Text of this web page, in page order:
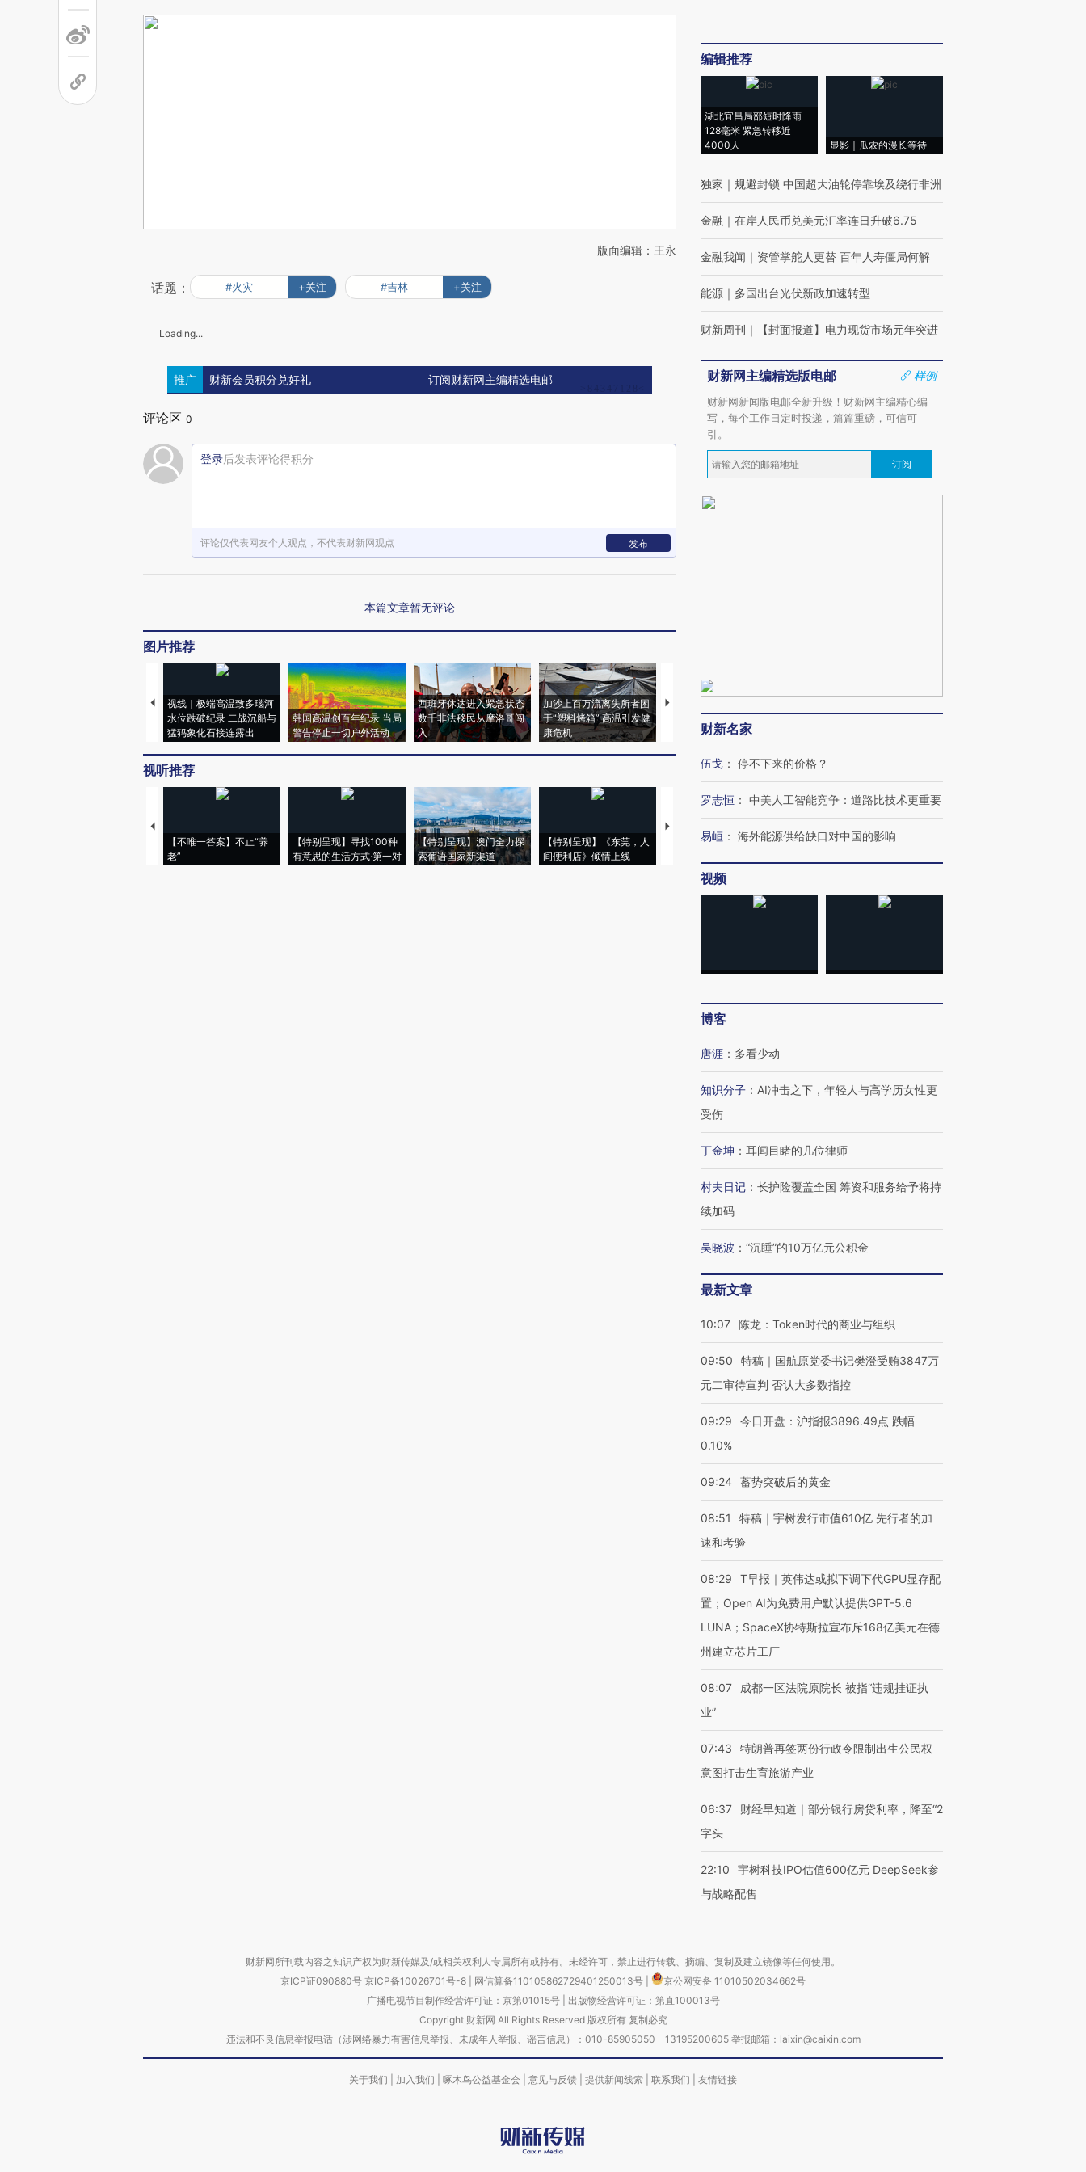
版面编辑：王永
话题： #火灾 +关注 #吉林 +关注
Loading...
推广 财新会员积分兑好礼 订阅财新网主编精选电邮
评论区 0
登录后发表评论得积分
评论仅代表网友个人观点，不代表财新网观点 发布
本篇文章暂无评论
图片推荐
视线｜极端高温致多瑙河
水位跌破纪录 二战沉船与
猛犸象化石接连露出
韩国高温创百年纪录 当局
警告停止一切户外活动
西班牙休达进入紧急状态
数千非法移民从摩洛哥闯
入
加沙上百万流离失所者困
于“塑料烤箱” 高温引发健
康危机
视线｜HYROX的吸金
术：是什么让中产们甘
心“花钱找虐”？
粒摇头丸 尿检体内含3种
度Z世代 用街头抗争将教
视听推荐
【不唯一答案】不止“养
老”
【特别呈现】寻找100种
有意思的生活方式·第一对
【特别呈现】澳门全力探
索葡语国家新渠道
【特别呈现】《东莞，人
间便利店》倾情上线
【推广】走进第四届链博
会，让数智科技“链”接产
【特别呈现】寻找100种
编辑推荐
湖北宜昌局部短时降雨
128毫米 紧急转移近
4000人
显影｜瓜农的漫长等待
独家 ｜ 规避封锁 中国超大油轮停靠埃及绕行非洲
金融 ｜ 在岸人民币兑美元汇率连日升破6.75
金融我闻 ｜ 资管掌舵人更替 百年人寿僵局何解
能源 ｜ 多国出台光伏新政加速转型
财新周刊 ｜ 【封面报道】电力现货市场元年突进
财新网主编精选版电邮
样例
财新网新闻版电邮全新升级！财新网主编精心编
写，每个工作日定时投递，篇篇重磅，可信可
引。
订阅
财新名家
伍戈 ： 停不下来的价格？
罗志恒 ： 中美人工智能竞争：道路比技术更重要
易峘 ： 海外能源供给缺口对中国的影响
视频
博客
唐涯 ： 多看少动
知识分子 ： AI冲击之下，年轻人与高学历女性更
受伤
丁金坤 ： 耳闻目睹的几位律师
村夫日记 ： 长护险覆盖全国 筹资和服务给予将持
续加码
吴晓波 ： “沉睡”的10万亿元公积金
最新文章
10:07 陈龙：Token时代的商业与组织
09:50
特稿｜国航原党委书记樊澄受贿3847万
元二审待宣判 否认大多数指控
09:29
今日开盘：沪指报3896.49点 跌幅
0.10%
09:24 蓄势突破后的黄金
08:51
特稿｜宇树发行市值610亿 先行者的加
速和考验
08:29
T早报｜英伟达或拟下调下代GPU显存配
置；Open AI为免费用户默认提供GPT-5.6
LUNA；SpaceX协特斯拉宣布斥168亿美元在德
州建立芯片工厂
08:07
成都一区法院原院长 被指“违规挂证执
业”
07:43
特朗普再签两份行政令限制出生公民权
意图打击生育旅游产业
06:37
财经早知道｜部分银行房贷利率，降至“2
字头
22:10
宇树科技IPO估值600亿元 DeepSeek参
与战略配售
财新网所刊载内容之知识产权为财新传媒及/或相关权利人专属所有或持有。未经许可，禁止进行转载、摘编、复制及建立镜像等任何使用。
京ICP证090880号 京ICP备10026701号-8 网信算备110105862729401250013号
京公网安备 11010502034662号
广播电视节目制作经营许可证：京第01015号| 出版物经营许可证：第直100013号
Copyright 财新网 All Rights Reserved 版权所有 复制必究
违法和不良信息举报电话（涉网络暴力有害信息举报、未成年人举报、谣言信息）：010-85905050 13195200605 举报邮箱：laixin@caixin.com
关于我们 加入我们 啄木鸟公益基金会 意见与反馈 提供新闻线索 联系我们 友情链接